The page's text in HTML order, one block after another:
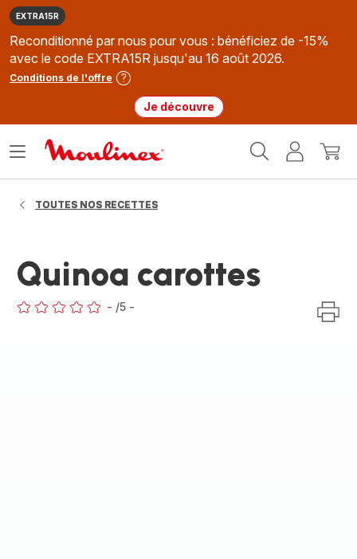
EXTRA15R
Reconditionné par nous pour vous : bénéficiez de -15%
avec le code EXTRA15R jusqu'au 16 août 2026.
Conditions de l'offre
Je découvre
MonMon
Ouvrir
TOUTES NOS RECETTES
Quinoa carottes
- /5 -